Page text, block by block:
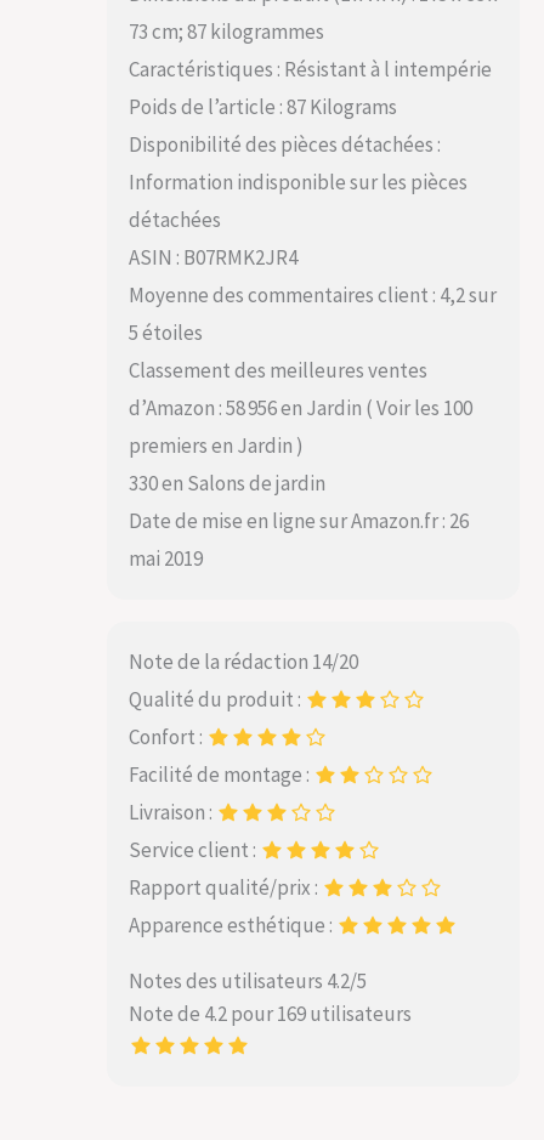
73 cm; 87 kilogrammes
Caractéristiques : Résistant à l intempérie
Poids de l’article : 87 Kilograms
Disponibilité des pièces détachées :
Information indisponible sur les pièces
détachées
ASIN : B07RMK2JR4
Moyenne des commentaires client : 4,2 sur
5 étoiles
Classement des meilleures ventes
d’Amazon : 58 956 en Jardin ( Voir les 100
premiers en Jardin )
330 en Salons de jardin
Date de mise en ligne sur Amazon.fr : 26
mai 2019
Note de la rédaction 14/20
Qualité du produit :
Confort :
Facilité de montage :
Livraison :
Service client :
Rapport qualité/prix :
Apparence esthétique :
Notes des utilisateurs 4.2/5
Note de 4.2 pour 169 utilisateurs